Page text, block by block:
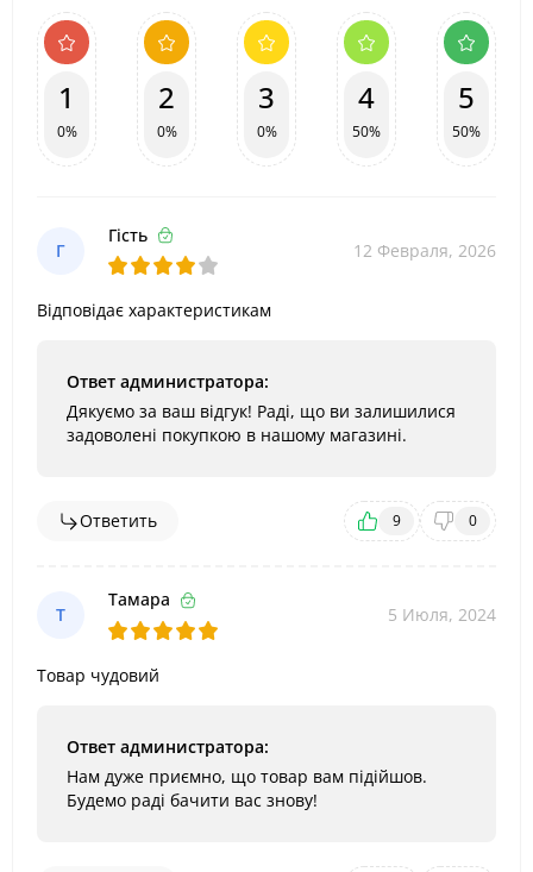
1
0%
2
0%
3
0%
4
50%
5
50%
Г
Гість
12 Февраля, 2026
Відповідає характеристикам
Ответ администратора:
Дякуємо за ваш відгук! Раді, що ви залишилися
задоволені покупкою в нашому магазині.
Ответить 9 0
Т
Тамара
5 Июля, 2024
Товар чудовий
Ответ администратора:
Нам дуже приємно, що товар вам підійшов.
Будемо раді бачити вас знову!